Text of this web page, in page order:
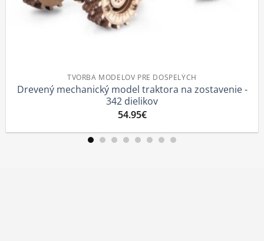
MODELOV PRE DOSPELÝCH
model traktora na zostavenie -
Traktor -